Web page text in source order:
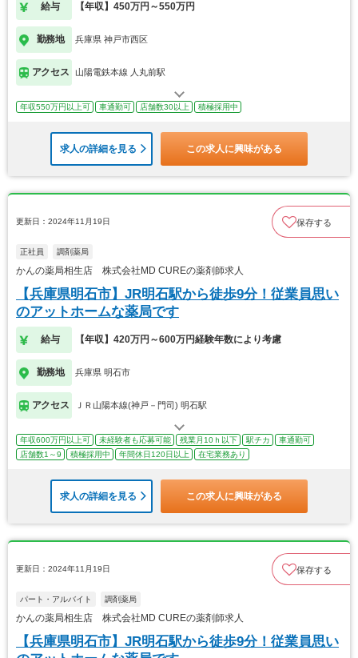
給与 【年収】450万円～550万円
勤務地 兵庫県 神戸市西区
アクセス 山陽電鉄本線 人丸前駅
年収550万円以上可 車通勤可 店舗数30以上 積極採用中
求人の詳細を見る この求人に興味がある
更新日：2024年11月19日 保存する
正社員 調剤薬局
かんの薬局相生店 株式会社MD CUREの薬剤師求人
【兵庫県明石市】JR明石駅から徒歩9分！従業員思い
のアットホームな薬局です
給与 【年収】420万円～600万円経験年数により考慮
勤務地 兵庫県 明石市
アクセス ＪＲ山陽本線(神戸－門司) 明石駅
年収600万円以上可 未経験者も応募可能 残業月10ｈ以下 駅チカ
車通勤可
店舗数1～9
積極採用中 年間休日120日以上 在宅業務あり
求人の詳細を見る この求人に興味がある
更新日：2024年11月19日 保存する
パート・アルバイト 調剤薬局
かんの薬局相生店 株式会社MD CUREの薬剤師求人
【兵庫県明石市】JR明石駅から徒歩9分！従業員思い